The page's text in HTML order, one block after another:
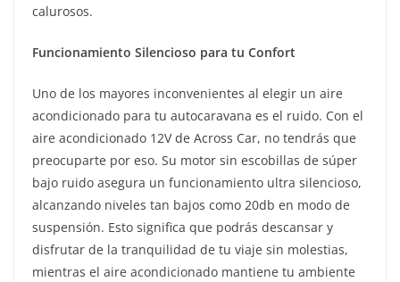
calurosos.
Funcionamiento Silencioso para tu Confort
Uno de los mayores inconvenientes al elegir un aire
acondicionado para tu autocaravana es el ruido. Con el
aire acondicionado 12V de Across Car, no tendrás que
preocuparte por eso. Su motor sin escobillas de súper
bajo ruido asegura un funcionamiento ultra silencioso,
alcanzando niveles tan bajos como 20db en modo de
suspensión. Esto significa que podrás descansar y
disfrutar de la tranquilidad de tu viaje sin molestias,
mientras el aire acondicionado mantiene tu ambiente